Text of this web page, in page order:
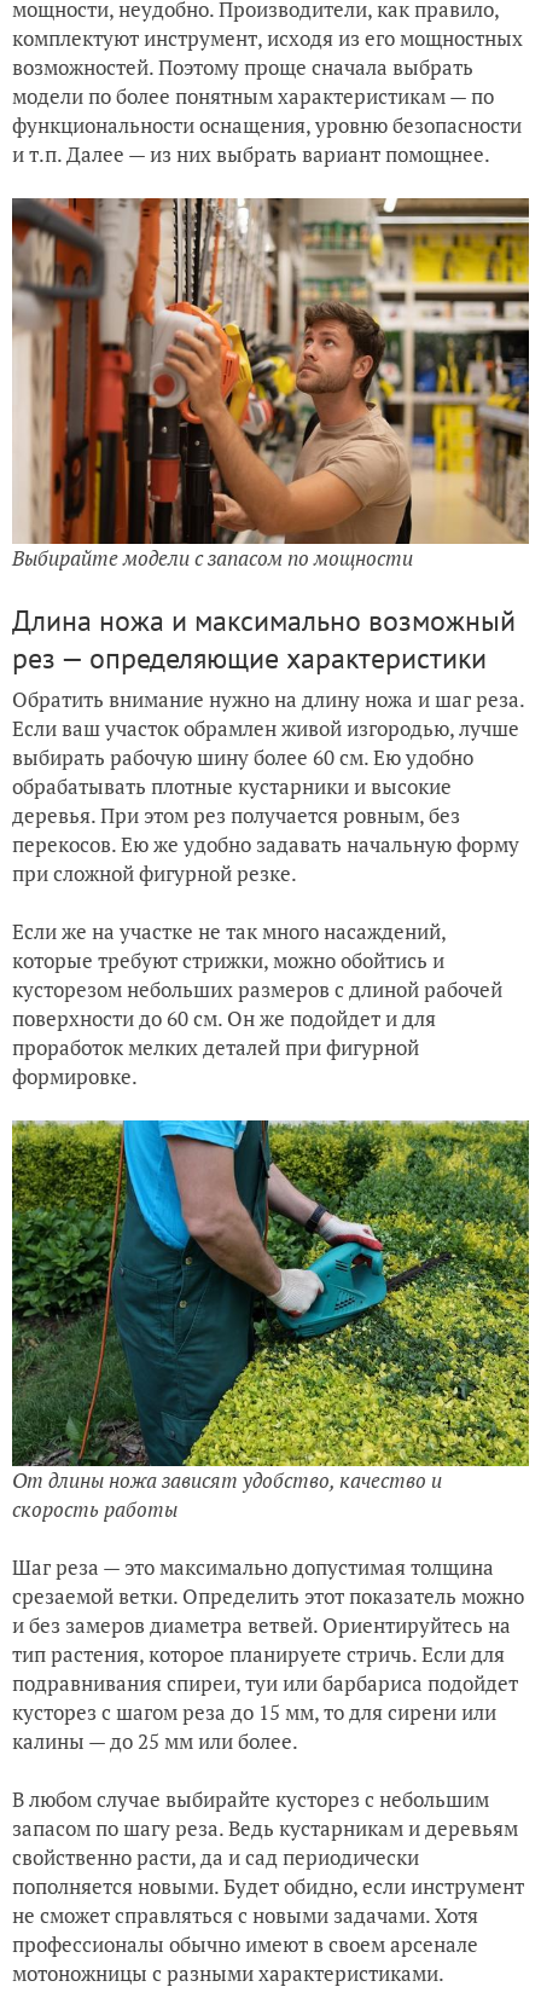
мощности, неудобно. Производители, как правило,
комплектуют инструмент, исходя из его мощностных
возможностей. Поэтому проще сначала выбрать
модели по более понятным характеристикам — по
функциональности оснащения, уровню безопасности
и т.п. Далее — из них выбрать вариант помощнее.
Выбирайте модели с запасом по мощности
Длина ножа и максимально возможный
рез — определяющие характеристики
Обратить внимание нужно на длину ножа и шаг реза.
Если ваш участок обрамлен живой изгородью, лучше
выбирать рабочую шину более 60 см. Ею удобно
обрабатывать плотные кустарники и высокие
деревья. При этом рез получается ровным, без
перекосов. Ею же удобно задавать начальную форму
при сложной фигурной резке.
Если же на участке не так много насаждений,
которые требуют стрижки, можно обойтись и
кусторезом небольших размеров с длиной рабочей
поверхности до 60 см. Он же подойдет и для
проработок мелких деталей при фигурной
формировке.
От длины ножа зависят удобство, качество и
скорость работы
Шаг реза — это максимально допустимая толщина
срезаемой ветки. Определить этот показатель можно
и без замеров диаметра ветвей. Ориентируйтесь на
тип растения, которое планируете стричь. Если для
подравнивания спиреи, туи или барбариса подойдет
кусторез с шагом реза до 15 мм, то для сирени или
калины — до 25 мм или более.
В любом случае выбирайте кусторез с небольшим
запасом по шагу реза. Ведь кустарникам и деревьям
свойственно расти, да и сад периодически
пополняется новыми. Будет обидно, если инструмент
не сможет справляться с новыми задачами. Хотя
профессионалы обычно имеют в своем арсенале
мотоножницы с разными характеристиками.